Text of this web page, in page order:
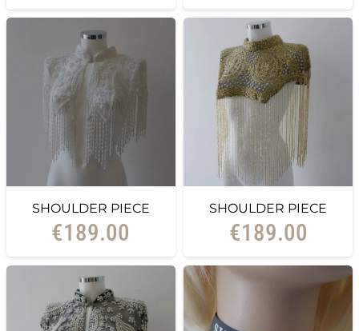
SHOULDER PIECE
€189.00
SHOULDER PIECE
€189.00